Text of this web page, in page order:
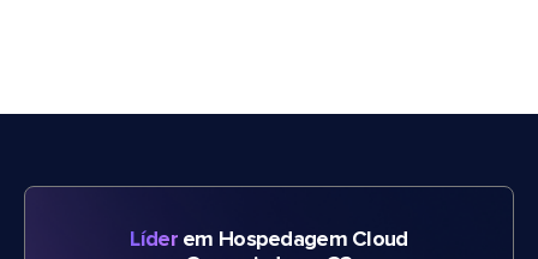
Líderem Hospedagem Cloud